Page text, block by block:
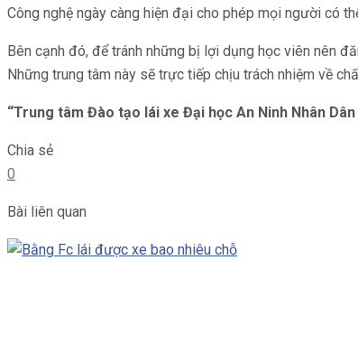
Công nghệ ngày càng hiện đại cho phép mọi người có
Bên cạnh đó, để tránh những bị lợi dụng học viên nên
Những trung tâm này sẽ trực tiếp chịu trách nhiệm về
“Trung tâm Đào tạo lái xe Đại học An Ninh Nhân Dân
Chia sẻ
0
Bài liên quan